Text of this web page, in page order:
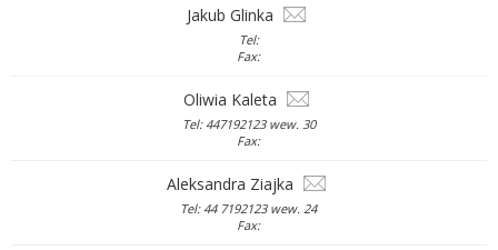
Jakub Glinka
Tel:
Fax:
Oliwia Kaleta
Tel: 447192123 wew. 30
Fax:
Aleksandra Ziajka
Tel: 44 7192123 wew. 24
Fax: